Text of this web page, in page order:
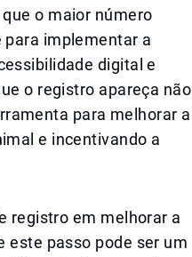
o maior número
para implementar a
digital e
o registro apareça não
para melhorar a
e incentivando a
registro em melhorar a
este passo pode ser um